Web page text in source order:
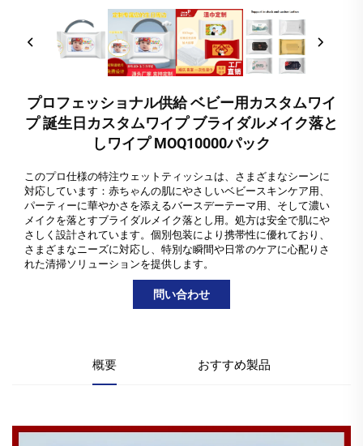
プロフェッショナル供給 ベビー用カスタムワイ
プ 誕生日カスタムワイプ ブライダルメイク落と
しワイプ MOQ10000パック
このプロ仕様の特注ウェットティッシュは、さまざまなシーンに
対応しています：赤ちゃんの肌にやさしいベビースキンケア用、
パーティーに華やかさを添えるバースデーテーマ用、そして濃い
メイクを落とすブライダルメイク落とし用。処方は安全で肌にや
さしく設計されています。個別包装により携帯性に優れており、
さまざまなニーズに対応し、特別な瞬間や日常のケアに心配りさ
れた清掃ソリューションを提供します。
問い合わせ
概要 おすすめ製品